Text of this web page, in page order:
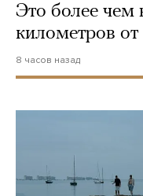
Это более чем
километров
8 часов назад